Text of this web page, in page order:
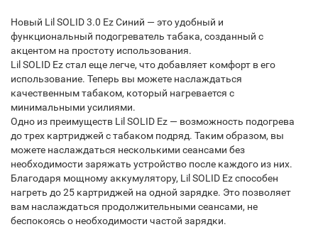
Новый Lil SOLID 3.0 Ez Синий — это удобный и
функциональный подогреватель табака, созданный с
акцентом на простоту использования.
Lil SOLID Ez стал еще легче, что добавляет комфорт в его
использование. Теперь вы можете наслаждаться
качественным табаком, который нагревается с
минимальными усилиями.
Одно из преимуществ Lil SOLID Ez — возможность подогрева
до трех картриджей с табаком подряд. Таким образом, вы
можете наслаждаться несколькими сеансами без
необходимости заряжать устройство после каждого из них.
Благодаря мощному аккумулятору, Lil SOLID Ez способен
нагреть до 25 картриджей на одной зарядке. Это позволяет
вам наслаждаться продолжительными сеансами, не
беспокоясь о необходимости частой зарядки.